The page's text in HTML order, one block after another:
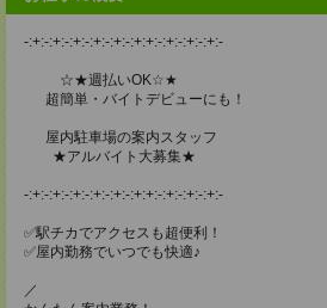
-:+:-:+:-:+:-:+:-:+:-:+:+:-:+:-:+:-:+:-
☆★週払いOK☆★
超簡単・バイトデビューにも！
屋内駐車場の案内スタッフ
★アルバイト大募集★
-:+:-:+:-:+:-:+:-:+:-:+:+:-:+:-:+:-:+:-
✅駅チカでアクセスも超便利！
✅屋内勤務でいつでも快適♪
／